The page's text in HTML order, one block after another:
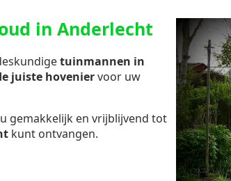
in Anderlecht
tuinmannen in
juiste hoveniervoor uw
gemakkelijk en vrijblijvend tot
kunt ontvangen.